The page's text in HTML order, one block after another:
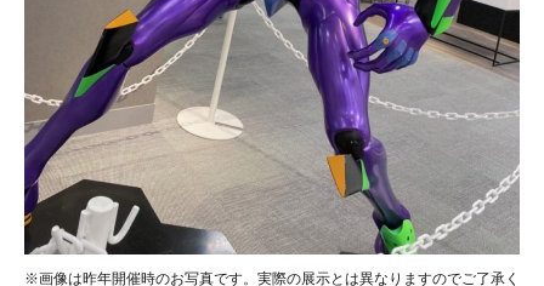
※画像は昨年開催時のお写真です。実際の展示とは異なりますのでご了承く